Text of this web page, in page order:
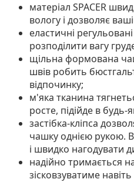
матеріал SPACER
вологу і дозволяє
еластичні
розподілити вагу
щільна формована
швів робить
відпочинку;
м'яка тканина
росте, підійде в будь-
застібка-кліпса
чашку однією рукою.
і швидко нагодувати
надійно тримається
зісковзуватиме